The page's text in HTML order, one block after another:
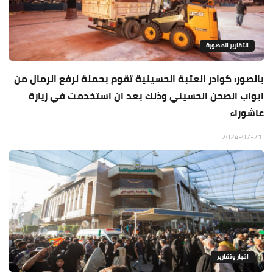
التقارير المصورة
بالصور: كوادر العتبة الحسينية تقوم بحملة لرفع الرمال من
ابواب الصحن الحسيني وذلك بعد ان استخدمت في زيارة
عاشوراء
اخبار وتقارير